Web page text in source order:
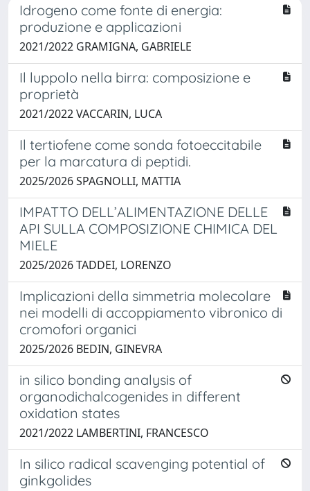
Idrogeno come fonte di energia:
produzione e applicazioni
2021/2022 GRAMIGNA, GABRIELE
Il luppolo nella birra: composizione e
proprietà
2021/2022 VACCARIN, LUCA
Il tertiofene come sonda fotoeccitabile
per la marcatura di peptidi.
2025/2026 SPAGNOLLI, MATTIA
IMPATTO DELL’ALIMENTAZIONE DELLE
API SULLA COMPOSIZIONE CHIMICA DEL
MIELE
2025/2026 TADDEI, LORENZO
Implicazioni della simmetria molecolare
nei modelli di accoppiamento vibronico di
cromofori organici
2025/2026 BEDIN, GINEVRA
in silico bonding analysis of
organodichalcogenides in different
oxidation states
2021/2022 LAMBERTINI, FRANCESCO
In silico radical scavenging potential of
ginkgolides